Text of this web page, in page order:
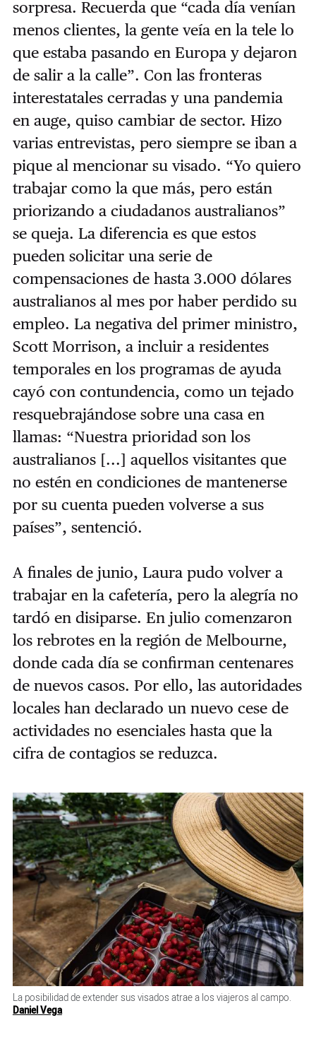
sorpresa. Recuerda que “cada día venían
menos clientes, la gente veía en la tele lo
que estaba pasando en Europa y dejaron
de salir a la calle”. Con las fronteras
interestatales cerradas y una pandemia
en auge, quiso cambiar de sector. Hizo
varias entrevistas, pero siempre se iban a
pique al mencionar su visado. “Yo quiero
trabajar como la que más, pero están
priorizando a ciudadanos australianos”
se queja. La diferencia es que estos
pueden solicitar una serie de
compensaciones de hasta 3.000 dólares
australianos al mes por haber perdido su
empleo. La negativa del primer ministro,
Scott Morrison, a incluir a residentes
temporales en los programas de ayuda
cayó con contundencia, como un tejado
resquebrajándose sobre una casa en
llamas: “Nuestra prioridad son los
australianos [...] aquellos visitantes que
no estén en condiciones de mantenerse
por su cuenta pueden volverse a sus
países”, sentenció.
A finales de junio, Laura pudo volver a
trabajar en la cafetería, pero la alegría no
tardó en disiparse. En julio comenzaron
los rebrotes en la región de Melbourne,
donde cada día se confirman centenares
de nuevos casos. Por ello, las autoridades
locales han declarado un nuevo cese de
actividades no esenciales hasta que la
cifra de contagios se reduzca.
La posibilidad de extender sus visados atrae a los viajeros al campo.
Daniel Vega